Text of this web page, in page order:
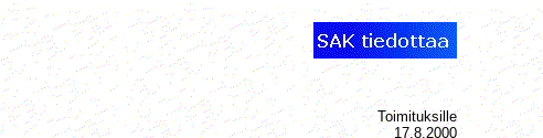
Toimituksille
17.8.2000